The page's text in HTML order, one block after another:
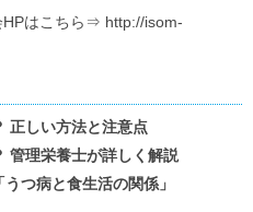
HPはこちら⇒ http://isom-
正しい方法と注意点
管理栄養士が詳しく解説
つ病と食生活の関係」